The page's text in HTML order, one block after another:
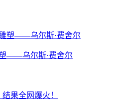
——乌尔斯·费舍尔